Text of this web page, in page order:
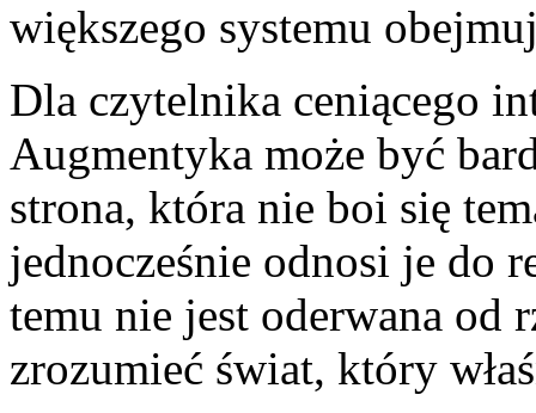
większego systemu
Dla czytelnika ceniącego
Augmentyka może być
strona, która nie boi się
jednocześnie odnosi je do
temu nie jest oderwana od
zrozumieć świat, który